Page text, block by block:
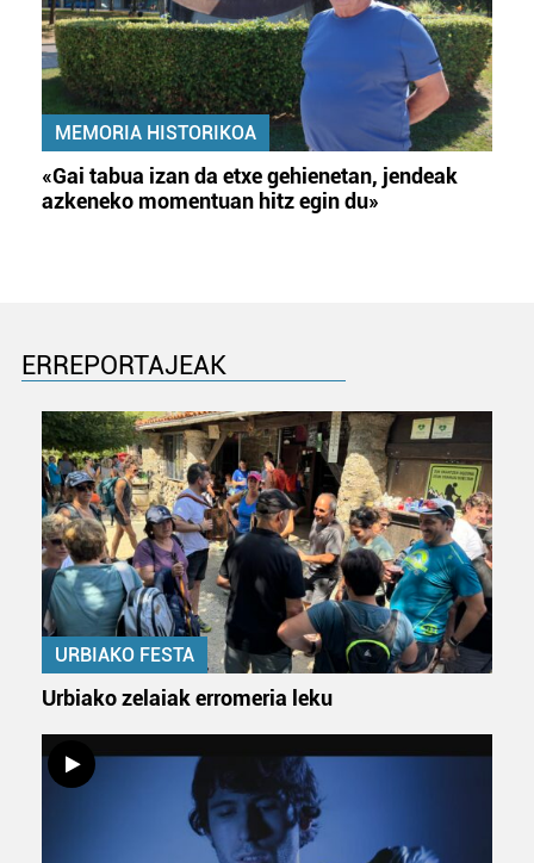
MEMORIA HISTORIKOA
«Gai tabua izan da etxe gehienetan, jendeak
azkeneko momentuan hitz egin du»
ERREPORTAJEAK
URBIAKO FESTA
Urbiako zelaiak erromeria leku